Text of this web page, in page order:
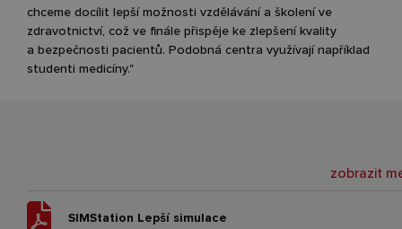
chceme docílit lepší možnosti vzdělávání a školení ve
zdravotnictví, což ve finále přispěje ke zlepšení kvality
a bezpečnosti pacientů. Podobná centra využívají například
studenti medicíny."
SIMStation Lepší simulace